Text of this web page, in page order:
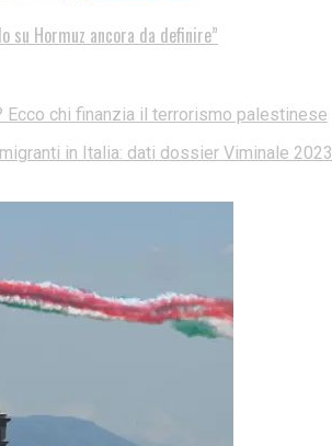
su Hormuz ancora da definire”
Ecco chi finanzia il terrorismo palestinese
in Italia: dati dossier Viminale 2023